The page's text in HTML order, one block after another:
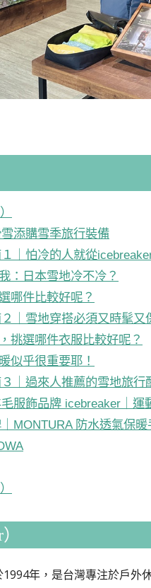
添購雪季旅行裝備
｜怕冷的人就從
：日本雪地冷不冷？
哪件比較好呢？
｜雪地穿搭必須又時髦又
挑選哪件衣服比較好呢？
似乎很重要耶！
｜過來人推薦的雪地旅行
服飾品牌 icebreaker｜運
MONTURA 防水透氣保暖
年，是台灣專注於戶外